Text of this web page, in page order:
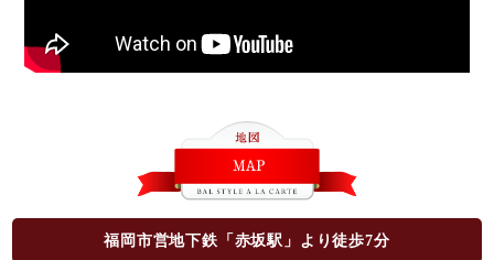
福岡市営地下鉄「赤坂駅」より徒歩7分